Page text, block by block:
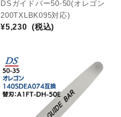
DSガイドバー50-50(オレゴン
200TXLBK095対応)
¥5,230 (税込)